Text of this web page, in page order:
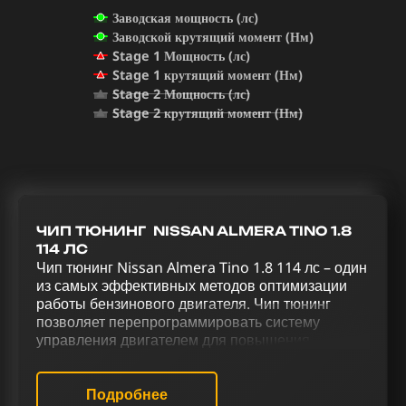
Заводская мощность (лс)
Заводской крутящий момент (Нм)
Stage 1 Мощность (лс)
Stage 1 крутящий момент (Нм)
Stage 2 Мощность (лс)
Stage 2 крутящий момент (Нм)
ЧИП ТЮНИНГ NISSAN ALMERA TINO 1.8
114 ЛС
Чип тюнинг Nissan Almera Tino 1.8 114 лс – один
из самых эффективных методов оптимизации
работы бензинового двигателя. Чип тюнинг
позволяет перепрограммировать систему
управления двигателем для повышения
подобранный комплекс тюнинговых работ,
включающих чип тюнинг (stage 1 и stage 2),
Подробнее